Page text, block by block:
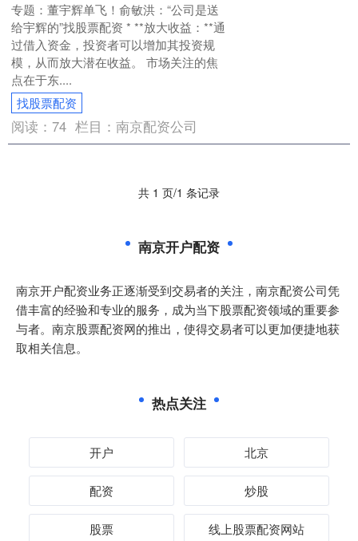
专题：董宇辉单飞！俞敏洪：“公司是送
给宇辉的”找股票配资 * **放大收益：**通
过借入资金，投资者可以增加其投资规
模，从而放大潜在收益。 市场关注的焦
点在于东....
找股票配资
阅读：74 栏目：南京配资公司
共 1 页/1 条记录
南京开户配资
南京开户配资业务正逐渐受到交易者的关注，南京配资公司凭
借丰富的经验和专业的服务，成为当下股票配资领域的重要参
与者。南京股票配资网的推出，使得交易者可以更加便捷地获
取相关信息。
热点关注
开户 北京
配资 炒股
股票 线上股票配资网站